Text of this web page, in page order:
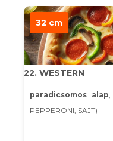
32 cm
22. WESTERN
paradicsomos alap,
PEPPERONI, SAJT)